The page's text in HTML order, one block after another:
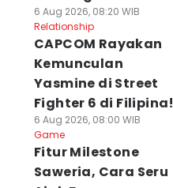
6 Aug 2026, 08:20 WIB
Relationship
CAPCOM Rayakan
Kemunculan
Yasmine di Street
Fighter 6 di Filipina!
6 Aug 2026, 08:00 WIB
Game
Fitur Milestone
Saweria, Cara Seru